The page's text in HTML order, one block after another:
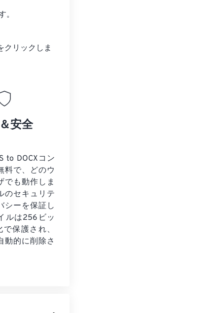
。
クリックしま
安全
to DOCXコン
料で、どのウ
でも動作しま
のセキュリテ
シーを保証し
ルは256ビッ
保護され、
動的に削除さ